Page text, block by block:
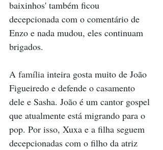
baixinhos' também ficou
decepcionada com o comentário de
Enzo e nada mudou, eles continuam
brigados.
A família inteira gosta muito de João
Figueiredo e defende o casamento
dele e Sasha. João é um cantor gospel
que atualmente está migrando para o
pop. Por isso, Xuxa e a filha seguem
decepcionadas com o filho da atriz